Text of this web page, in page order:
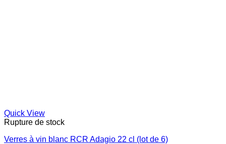
Quick View
Rupture de stock
Verres à vin blanc RCR Adagio 22 cl (lot de 6)